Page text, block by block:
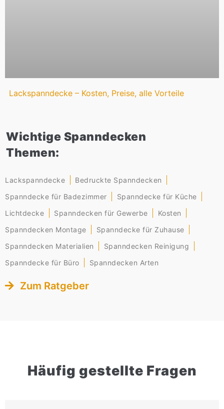
Lackspanndecke – Kosten, Preise, alle Vorteile
Wichtige Spanndecken
Themen:
Lackspanndecke
Bedruckte Spanndecken
Spanndecke für Badezimmer
Spanndecke für Küche
Lichtdecke
Spanndecken für Gewerbe
Kosten
Spanndecken Montage
Spanndecke für Zuhause
Spanndecken Materialien
Spanndecken Reinigung
Spanndecke für Büro
Spanndecken Arten
Zum Ratgeber
Häufig gestellte Fragen